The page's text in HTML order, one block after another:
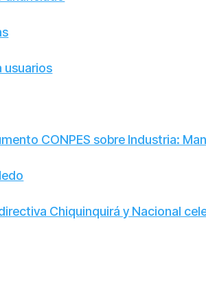
usuarios
CONPES sobre Industria:
Chiquinquirá y Nacional